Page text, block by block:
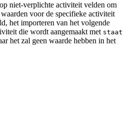
niet-verplichte activiteit velden om
voor de specifieke activiteit
het importeren van het volgende
die wordt aangemaakt met staat
het zal geen waarde hebben in het